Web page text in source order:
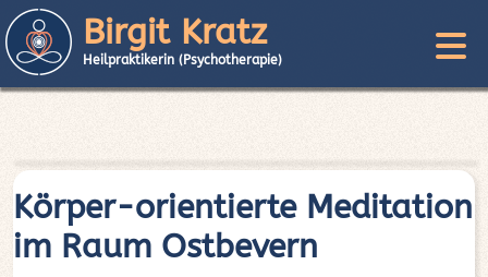
Birgit Kratz
Heilpraktikerin (Psychotherapie)
Körper-orientierte Meditation
im Raum Ostbevern